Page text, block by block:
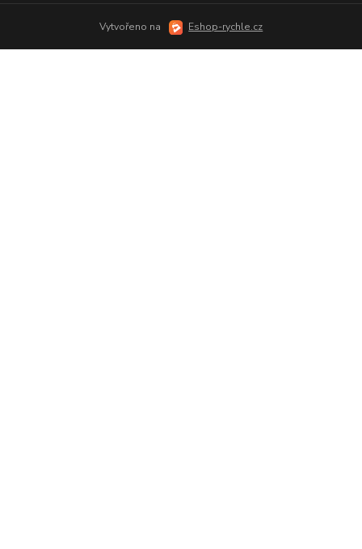
Vytvořeno na Eshop-rychle.cz